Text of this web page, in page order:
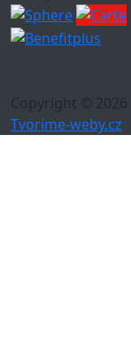
Copyright ©
Tvorime-weby.cz